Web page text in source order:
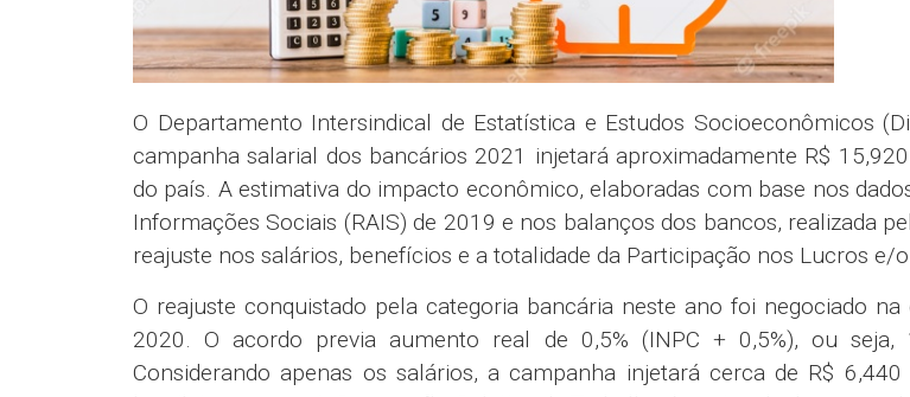
O Departamento Intersindical de Estatística e Estudos Socioeconômicos
campanha salarial dos bancários 2021 injetará aproximadamente R$
do país. A estimativa do impacto econômico, elaboradas com base nos
Informações Sociais (RAIS) de 2019 e nos balanços dos bancos, realizada
reajuste nos salários, benefícios e a totalidade da Participação nos Lucros e/
O reajuste conquistado pela categoria bancária neste ano foi negociado
2020. O acordo previa aumento real de 0,5% (INPC + 0,5%), ou seja,
Considerando apenas os salários, a campanha injetará cerca de R$